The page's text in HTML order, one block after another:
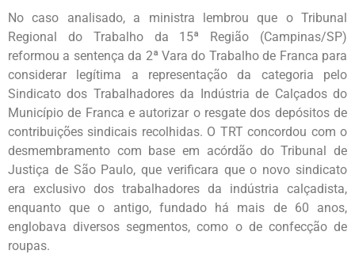
No caso analisado, a ministra lembrou que o Tribunal
Regional do Trabalho da 15ª Região (Campinas/SP)
reformou a sentença da 2ª Vara do Trabalho de Franca para
considerar legítima a representação da categoria pelo
Sindicato dos Trabalhadores da Indústria de Calçados do
Município de Franca e autorizar o resgate dos depósitos de
contribuições sindicais recolhidas. O TRT concordou com o
desmembramento com base em acórdão do Tribunal de
Justiça de São Paulo, que verificara que o novo sindicato
era exclusivo dos trabalhadores da indústria calçadista,
enquanto que o antigo, fundado há mais de 60 anos,
englobava diversos segmentos, como o de confecção de
roupas.